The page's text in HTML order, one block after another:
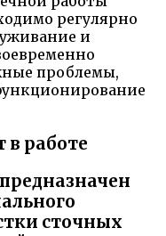
регулярно
и
проблемы,
в работе
сточных